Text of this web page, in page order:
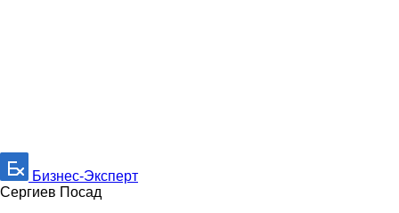
Бизнес-Эксперт
Сергиев Посад